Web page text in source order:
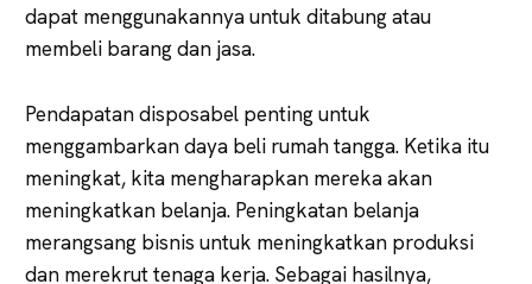
dapat menggunakannya untuk ditabung atau
membeli barang dan jasa.
Pendapatan disposabel penting untuk
menggambarkan daya beli rumah tangga. Ketika itu
meningkat, kita mengharapkan mereka akan
meningkatkan belanja. Peningkatan belanja
merangsang bisnis untuk meningkatkan produksi
dan merekrut tenaga kerja. Sebagai hasilnya,